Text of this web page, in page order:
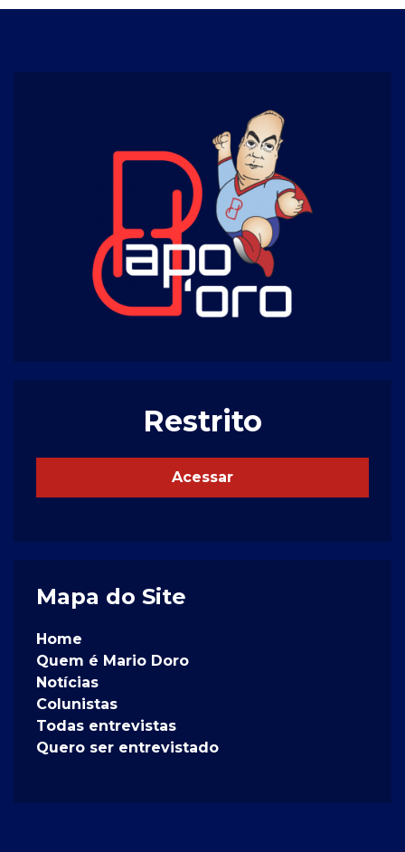
Restrito
Acessar
Mapa do Site
Home
Quem é Mario Doro
Notícias
Colunistas
Todas entrevistas
Quero ser entrevistado